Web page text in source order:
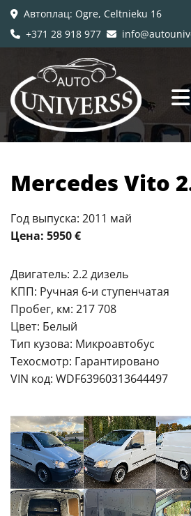
 Автоплац: Ogre, Celtnieku 16
 +371 28 918 977 
Mercedes Vito
Год выпуска: 2011 май
Цена: 5950 €
Двигатель: 2.2 дизель
КПП: Ручная 6-и ступенчатая
Пробег, км: 217 708
Цвет: Белый
Тип кузова: Микроавтобус
Техосмотр: Гарантировано
VIN код: WDF63960313644497